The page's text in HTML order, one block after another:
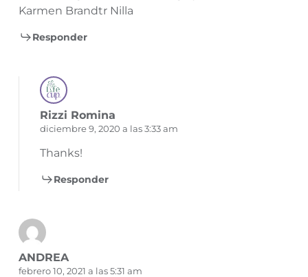
Karmen Brandtr Nilla
Responder
Rizzi Romina
diciembre 9, 2020 a las 3:33 am
Thanks!
Responder
ANDREA
febrero 10, 2021 a las 5:31 am